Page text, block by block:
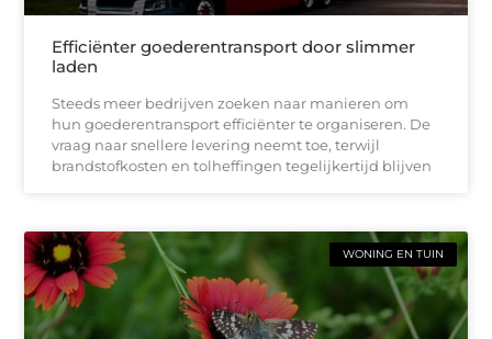
Efficiënter goederentransport door slimmer
laden
Steeds meer bedrijven zoeken naar manieren om
hun goederentransport efficiënter te organiseren. De
vraag naar snellere levering neemt toe, terwijl
brandstofkosten en tolheffingen tegelijkertijd blijven
WONING EN TUIN